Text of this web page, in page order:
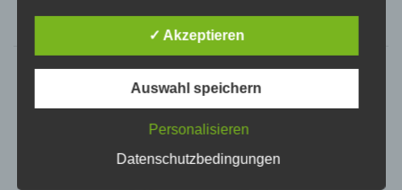
DIREKT ZUM PRODUKT
Folgenden „betroffene Person") beziehen.
Als identifizierbar wird eine natürliche
insbesondere mittels Zuordnung zu einer
Kennung wie einem Namen, zu einer
Kennnummer, zu Standortdaten, zu einer
Online-Kennung oder zu einem oder
mehreren besonderen Merkmalen, die
✓ Akzeptieren
Auswahl speichern
Personalisieren
Datenschutzbedingungen